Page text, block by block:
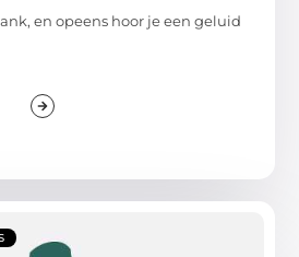
en opeens hoor je een geluid